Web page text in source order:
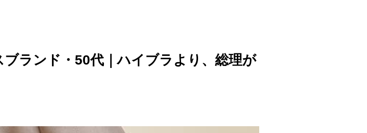
ランド・50代｜ハイブラより、総理が